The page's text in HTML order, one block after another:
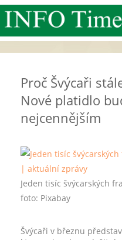
Proč Švýcaři
Nové platidlo
nejcennějším
Jeden tisíc švýcarských
foto: Pixabay
Švýcaři v březnu